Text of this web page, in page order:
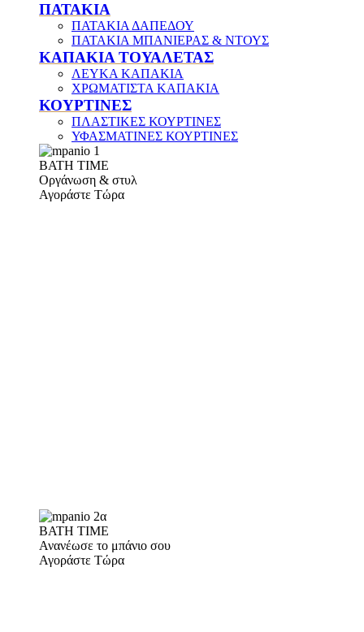
ΠΑΤΑΚΙΑ
ΠΑΤΑΚΙΑ ΔΑΠΕΔΟΥ
ΠΑΤΑΚΙΑ ΜΠΑΝΙΕΡΑΣ & ΝΤΟΥΣ
ΚΑΠΑΚΙΑ ΤΟΥΑΛΕΤΑΣ
ΛΕΥΚΑ ΚΑΠΑΚΙΑ
ΧΡΩΜΑΤΙΣΤΑ ΚΑΠΑΚΙΑ
ΚΟΥΡΤΙΝΕΣ
ΠΛΑΣΤΙΚΕΣ ΚΟΥΡΤΙΝΕΣ
ΥΦΑΣΜΑΤΙΝΕΣ ΚΟΥΡΤΙΝΕΣ
ΒΑΤΗ ΤΙΜΕ
Οργάνωση & στυλ
Αγοράστε Τώρα
BATH TIME
Ανανέωσε το μπάνιο σου
Αγοράστε Τώρα